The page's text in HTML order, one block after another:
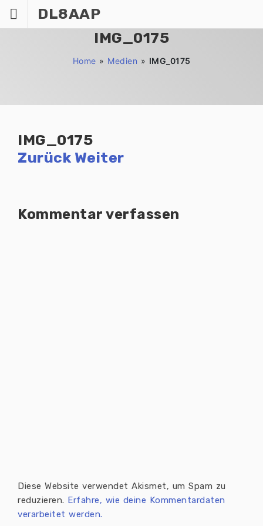
Inhalt
springen
DL8AAP
IMG_0175
Home » Medien » IMG_0175
IMG_0175
Zurück Weiter
Kommentar verfassen
Diese Website verwendet Akismet, um Spam zu
reduzieren. Erfahre, wie deine Kommentardaten
verarbeitet werden.